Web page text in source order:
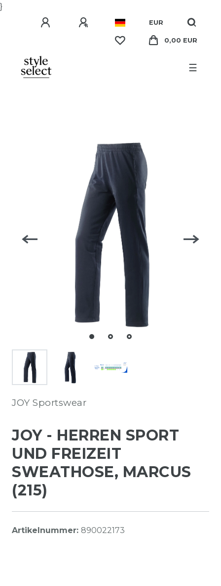
}
EUR
0,00 EUR
☰
JOY Sportswear
JOY - HERREN SPORT
UND FREIZEIT
SWEATHOSE, MARCUS
(215)
Artikelnummer: 890022173